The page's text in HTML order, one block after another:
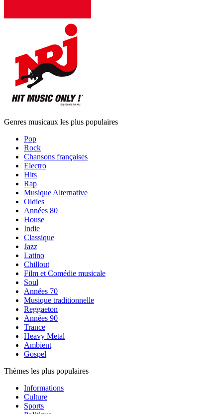
Genres musicaux les plus populaires
Pop
Rock
Chansons françaises
Electro
Hits
Rap
Musique Alternative
Oldies
Années 80
House
Indie
Classique
Jazz
Latino
Chillout
Film et Comédie musicale
Soul
Années 70
Musique traditionnelle
Reggaeton
Années 90
Trance
Heavy Metal
Ambient
Gospel
Thèmes les plus populaires
Informations
Culture
Sports